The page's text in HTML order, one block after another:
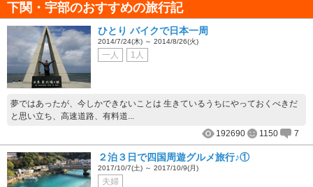
下関・宇部のおすすめの旅行記
ひとり バイクで日本一周
2014/7/24(木) ～ 2014/8/26(火)
一人 1人
夢ではあったが、今しかできないことは 生きているうちにやっておくべきだ
と思い立ち、高速道路、有料道...
192690
1150 7
２泊３日で四国周遊グルメ旅行♪①
2017/10/7(土) ～ 2017/10/9(月)
夫婦